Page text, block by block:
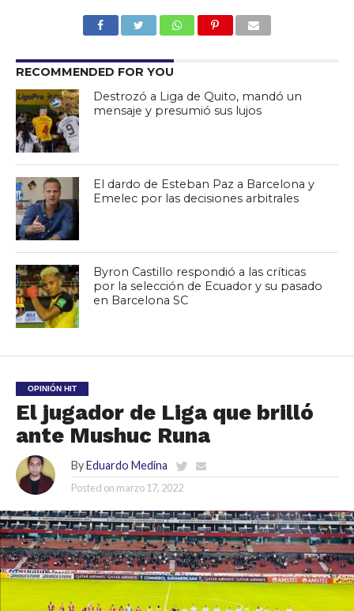
RECOMMENDED FOR YOU
Destrozó a Liga de Quito, mandó un
mensaje y presumió sus lujos
El dardo de Esteban Paz a Barcelona y
Emelec por las decisiones arbitrales
Byron Castillo respondió a las críticas
por la selección de Ecuador y su pasado
en Barcelona SC
OPINIÓN HIT
El jugador de Liga que brilló
ante Mushuc Runa
By Eduardo Medina
Posted on marzo 17, 2022